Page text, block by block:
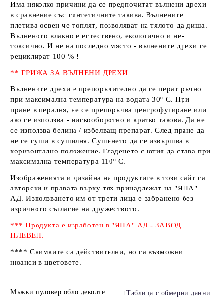
Има няколко причини да се предпочитат вълнени дрехи
в сравнение със синтетичните такива. Вълнените
плетива освен че топлят, позволяват на тялото да диша.
Вълненото влакно е естествено, екологично и не-
токсично. И не на последно място - вълнените дрехи се
рециклират 100 % !
** ГРИЖА ЗА ВЪЛНЕНИ ДРЕХИ
Вълнените дрехи е препоръчително да се перат ръчно
при максимална температура на водата 30º С. При
пране в пералня, не се препоръчва центрофугиране или
ако се използва - нискооборотно и кратко такова. Да не
се използва белина / избелващ препарат. След пране да
не се суши в сушилня. Сушенето да се извършва в
хоризонтално положение. Гладенето с ютия да става при
максимална температура 110º С.
Изображенията и дизайна на продуктите в този сайт са
авторски и правата върху тях принадлежат на "ЯНА"
АД. Използването им от трети лица е забранено без
изричното съгласие на дружеството.
*** Продукта е изработен в "ЯНА" АД - ЗАВОД
ПЛЕВЕН.
**** Снимките са действителни, но са възможни
нюанси в цветовете.
Мъжки пуловер обло деколте : Таблица с обмерни данни